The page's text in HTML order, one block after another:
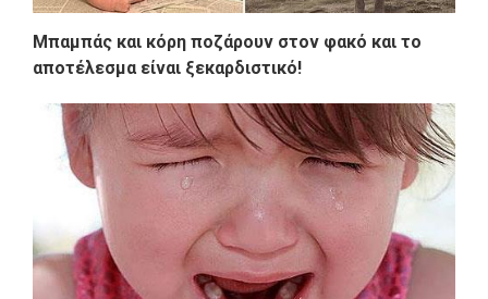
Μπαμπάς και κόρη ποζάρουν στον φακό και το
αποτέλεσμα είναι ξεκαρδιστικό!